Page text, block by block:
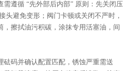
遵循 “先外部后内部” 原则：先关闭压
头避免变形；阀门卡顿或关闭不严时，
擦拭油污积碳，涂抹专用活塞油，间
码并确认配置匹配，锈蚀严重需送